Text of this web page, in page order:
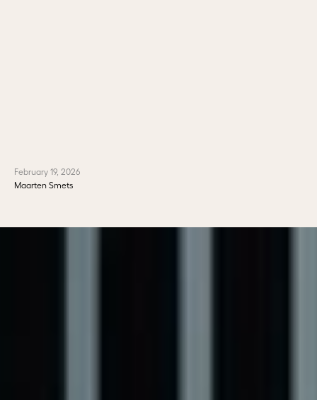
February 19, 2026
Maarten Smets